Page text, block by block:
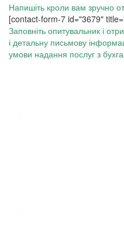
Напишіть кроли вам зручно
[contact-form-7 id="3679"
Заповніть опитувальник і
і детальну письмову
умови надання послуг з